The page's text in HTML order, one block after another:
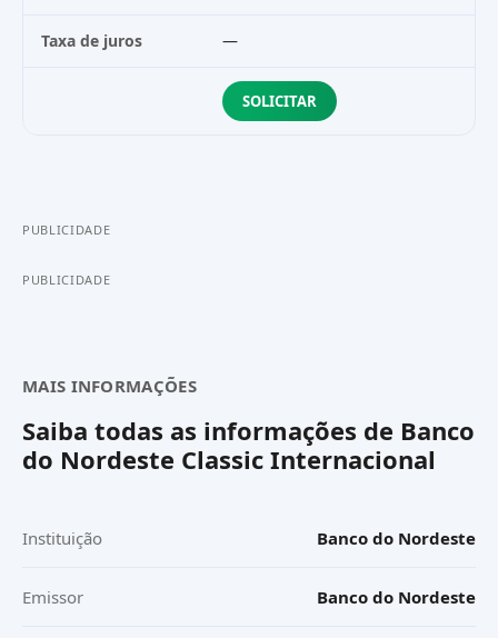
Taxa de juros —
SOLICITAR
PUBLICIDADE
PUBLICIDADE
MAIS INFORMAÇÕES
Saiba todas as informações de Banco
do Nordeste Classic Internacional
Instituição Banco do Nordeste
Emissor Banco do Nordeste